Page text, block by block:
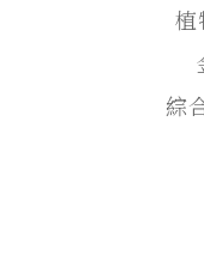
植
綜